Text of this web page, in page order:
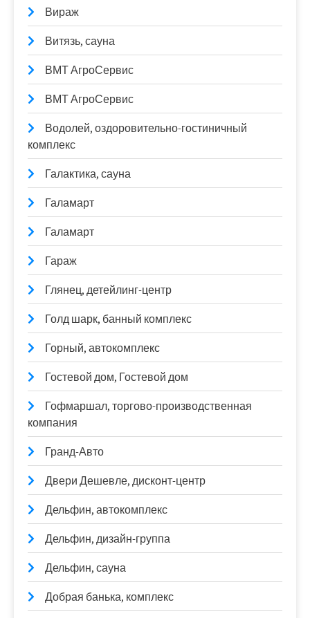
Вираж
Витязь, сауна
ВМТ АгроСервис
ВМТ АгроСервис
Водолей, оздоровительно-гостиничный
комплекс
Галактика, сауна
Галамарт
Галамарт
Гараж
Глянец, детейлинг-центр
Голд шарк, банный комплекс
Горный, автокомплекс
Гостевой дом, Гостевой дом
Гофмаршал, торгово-производственная
компания
Гранд-Авто
Двери Дешевле, дисконт-центр
Дельфин, автокомплекс
Дельфин, дизайн-группа
Дельфин, сауна
Добрая банька, комплекс